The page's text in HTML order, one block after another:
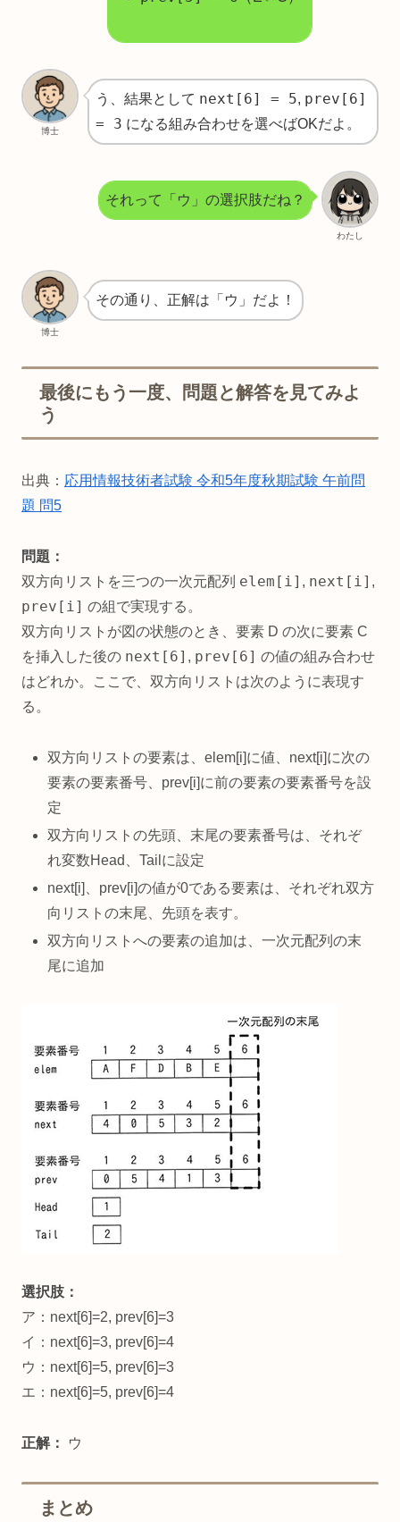
博士
う、結果として next[6] = 5, prev[6]
= 3 になる組み合わせを選べばOKだよ。
わたし
それって「ウ」の選択肢だね？
博士
その通り、正解は「ウ」だよ！
最後にもう一度、問題と解答を見てみよ
う
出典： 応用情報技術者試験 令和5年度秋期試験 午前問
題 問5
問題：
双方向リストを三つの一次元配列 elem[i] , next[i] ,
prev[i] の組で実現する。
双方向リストが図の状態のとき、要素 D の次に要素 C
を挿入した後の next[6] , prev[6] の値の組み合わせ
はどれか。ここで、双方向リストは次のように表現す
る。
双方向リストの要素は、elem[i]に値、next[i]に次の
要素の要素番号、prev[i]に前の要素の要素番号を設
定
双方向リストの先頭、末尾の要素番号は、それぞ
れ変数Head、Tailに設定
next[i]、prev[i]の値が0である要素は、それぞれ双方
向リストの末尾、先頭を表す。
双方向リストへの要素の追加は、一次元配列の末
尾に追加
選択肢：
ア：next[6]=2, prev[6]=3
イ：next[6]=3, prev[6]=4
ウ：next[6]=5, prev[6]=3
エ：next[6]=5, prev[6]=4
正解： ウ​
まとめ